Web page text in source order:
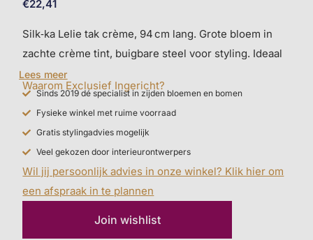
€22,41
Silk‑ka Lelie tak crème, 94 cm lang. Grote bloem in
zachte crème tint, buigbare steel voor styling. Ideaal
als solist of in combi. Verkrijgbaar in
winkel.
Lees meer
Waarom Exclusief Ingericht?
Sinds 2019 dé specialist in zijden bloemen en bomen
Fysieke winkel met ruime voorraad
Gratis stylingadvies mogelijk
Veel gekozen door interieurontwerpers
Wil jij persoonlijk advies in onze winkel? Klik hier om
een afspraak in te plannen
Join wishlist